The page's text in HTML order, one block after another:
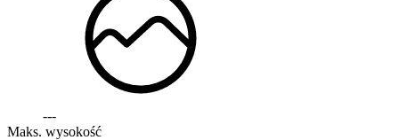
---
Maks. wysokość